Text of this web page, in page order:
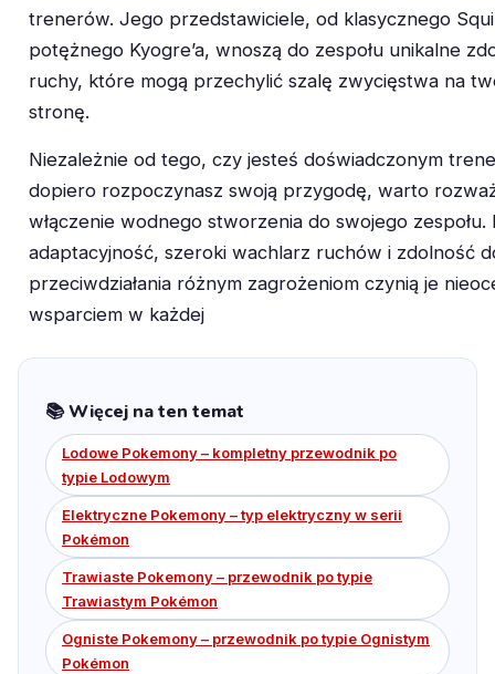
trenerów. Jego przedstawiciele, od klasycznego
potężnego Kyogre’a, wnoszą do zespołu unikalne
ruchy, które mogą przechylić szalę zwycięstwa na
stronę.
Niezależnie od tego, czy jesteś doświadczonym
dopiero rozpoczynasz swoją przygodę, warto
włączenie wodnego stworzenia do swojego zespołu.
adaptacyjność, szeroki wachlarz ruchów i zdolność
przeciwdziałania różnym zagrożeniom czynią je
wsparciem w każdej
📚 Więcej na ten temat
Lodowe Pokemony – kompletny przewodnik po
typie Lodowym
Elektryczne Pokemony – typ elektryczny w serii
Pokémon
Trawiaste Pokemony – przewodnik po typie
Trawiastym Pokémon
Ogniste Pokemony – przewodnik po typie Ognistym
Pokémon